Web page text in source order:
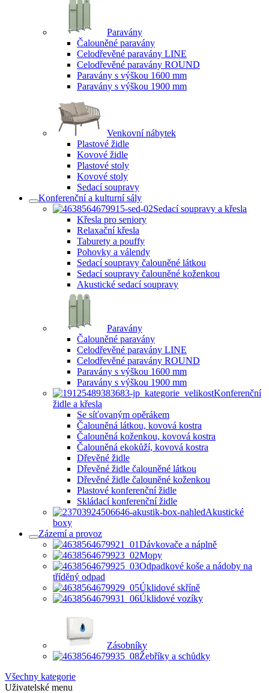
Paravány
Čalouněné paravány
Celodřevěné paravány LINE
Celodřevěné paravány ROUND
Paravány s výškou 1600 mm
Paravány s výškou 1900 mm
Venkovní nábytek
Plastové židle
Kovové židle
Plastové stoly
Kovové stoly
Sedací soupravy
Konferenční a kulturní sály
Sedací soupravy a křesla
Křesla pro seniory
Relaxační křesla
Taburety a pouffy
Pohovky a válendy
Sedací soupravy čalouněné látkou
Sedací soupravy čalouněné koženkou
Akustické sedací soupravy
Paravány
Čalouněné paravány
Celodřevěné paravány LINE
Celodřevěné paravány ROUND
Paravány s výškou 1600 mm
Paravány s výškou 1900 mm
Konferenční
židle a křesla
Se síťovaným opěrákem
Čalouněná látkou, kovová kostra
Čalouněná koženkou, kovová kostra
Čalouněná ekokůží, kovová kostra
Dřevěné židle
Dřevěné židle čalouněné látkou
Dřevěné židle čalouněné koženkou
Plastové konferenční židle
Skládací konferenční židle
Akustické
boxy
Zázemí a provoz
Dávkovače a náplně
Mopy
Odpadkové koše a nádoby na
tříděný odpad
Úklidové skříně
Úklidové vozíky
Zásobníky
Žebříky a schůdky
Všechny kategorie
Uživatelské menu